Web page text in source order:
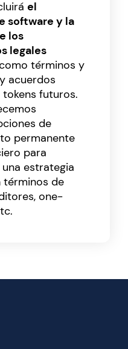
el
software y la
los
legales
términos y
acuerdos
futuros.
de
permanente
para
estrategia
términos de
one-